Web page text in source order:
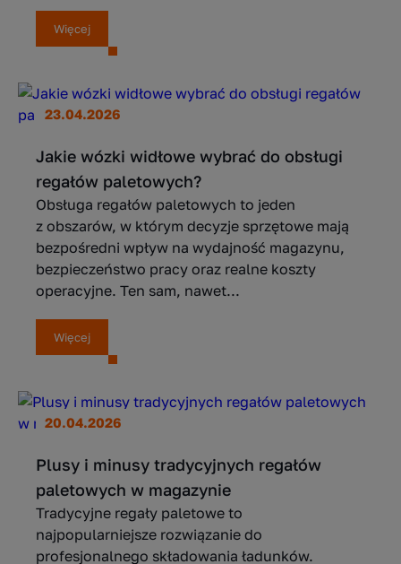
Więcej
23.04.2026
Jakie wózki widłowe wybrać do obsługi
regałów paletowych?
Obsługa regałów paletowych to jeden
z obszarów, w którym decyzje sprzętowe mają
bezpośredni wpływ na wydajność magazynu,
bezpieczeństwo pracy oraz realne koszty
operacyjne. Ten sam, nawet...
Więcej
20.04.2026
Plusy i minusy tradycyjnych regałów
paletowych w magazynie
Tradycyjne regały paletowe to
najpopularniejsze rozwiązanie do
profesjonalnego składowania ładunków.